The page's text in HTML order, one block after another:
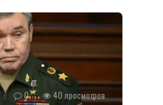
0 40 просмотров